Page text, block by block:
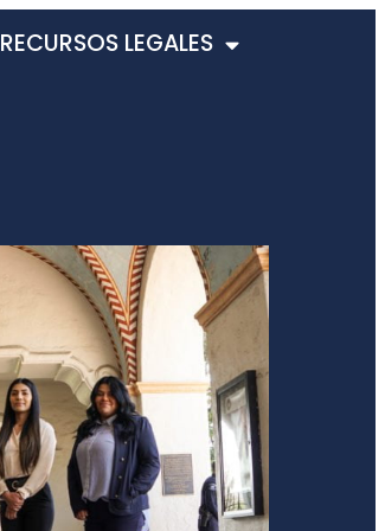
RECURSOS LEGALES